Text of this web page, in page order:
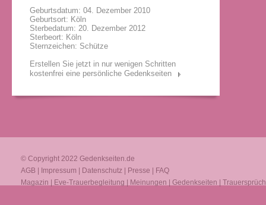
Geburtsdatum: 04. Dezember 2010
Geburtsort: Köln
Sterbedatum: 20. Dezember 2012
Sterbeort: Köln
Sternzeichen: Schütze
Erstellen Sie jetzt in nur wenigen Schritten
kostenfrei eine persönliche Gedenkseiten
© Copyright 2022 Gedenkseiten.de
AGB
Impressum Datenschutz Presse
FAQ
Magazin
Eve-Trauerbegleitung Meinungen Gedenkseiten